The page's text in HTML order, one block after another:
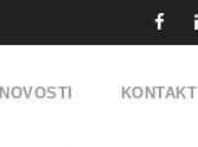
NOVOSTI KONTAKT